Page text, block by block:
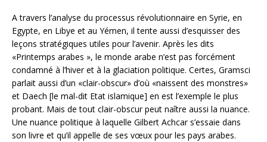
A travers l’analyse du processus révolutionnaire en Syrie, en
Egypte, en Libye et au Yémen, il tente aussi d’esquisser des
leçons stratégiques utiles pour l’avenir. Après les dits
«Printemps arabes », le monde arabe n’est pas forcément
condamné à l’hiver et à la glaciation politique. Certes, Gramsci
parlait aussi d’un «clair-obscur» d’où «naissent des monstres»
et Daech [le mal-dit Etat islamique] en est l’exemple le plus
probant. Mais de tout clair-obscur peut naître aussi la nuance.
Une nuance politique à laquelle Gilbert Achcar s’essaie dans
son livre et qu’il appelle de ses vœux pour les pays arabes.